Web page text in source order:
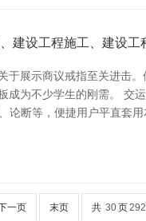
建设工程施工、建设工
展示商议戒指至关进击
为不少学生的刚需。 交
断等，便捷用户平直套用
一页 末页 共 30页292